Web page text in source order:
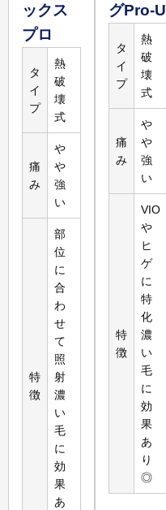
脚
詳しく
見る
119,800円
脚5回
ックス
プロ
タ
イ
プ
熱
破
壊
式
痛
み
や
や
強
い
特
徴
部
位
に
合
わ
せ
て
照
射
濃
い
毛
に
効
果
あ
グPro-U
タ
イ
プ
熱
破
壊
式
痛
み
や
や
強
い
特
徴
VIO
や
ヒ
ゲ
に
特
化
濃
い
毛
に
効
果
あ
り
◎